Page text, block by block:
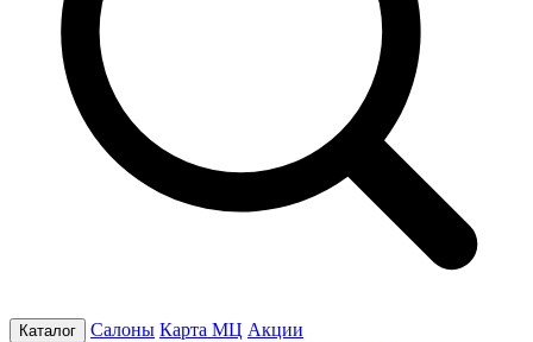
Каталог Салоны Карта МЦ Акции